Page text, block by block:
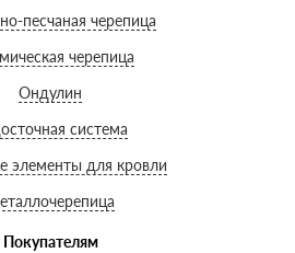
песчаная черепица
черепица
Ондулин
система
элементы для кровли
Покупателям